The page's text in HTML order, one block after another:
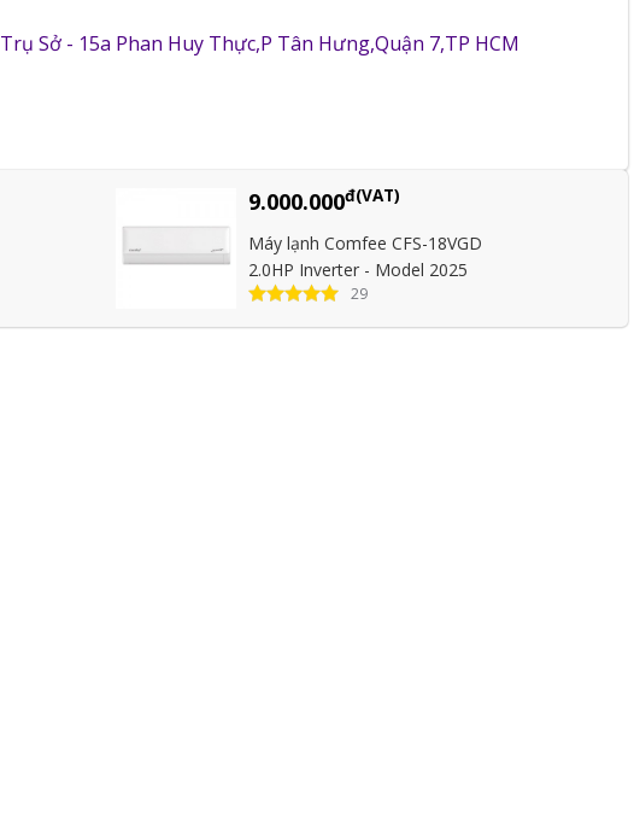
Trụ Sở - 15a Phan Huy Thực,P Tân Hưng,Quận 7,TP HCM
9.000.000đ(VAT)
Máy lạnh Comfee CFS-18VGD
2.0HP Inverter - Model 2025
29